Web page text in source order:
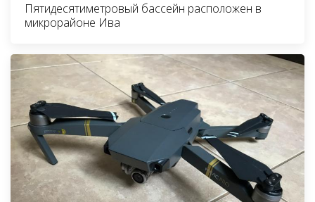
Пятидесятиметровый бассейн расположен в
микрорайоне Ива